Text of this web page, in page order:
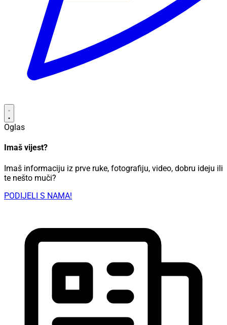
Oglas
Imaš vijest?
Imaš informaciju iz prve ruke, fotografiju, video, dobru ideju ili
te nešto muči?
PODIJELI S NAMA!